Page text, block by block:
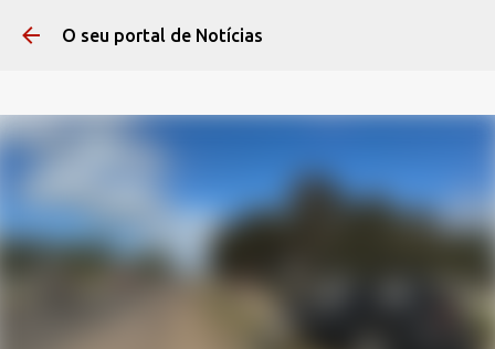
O seu portal de Notícias